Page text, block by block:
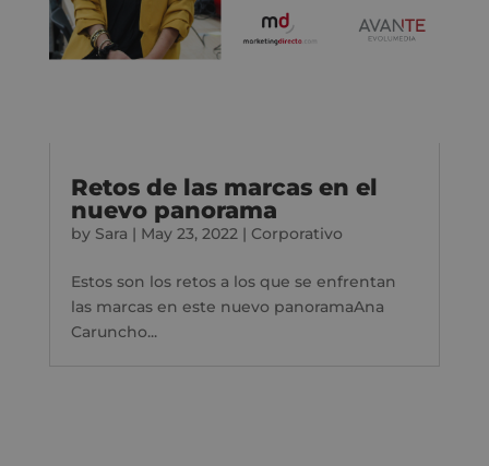
Retos de las marcas en el
nuevo panorama
by Sara | May 23, 2022| Corporativo
Estos son los retos a los que se enfrentan
las marcas en este nuevo panoramaAna
Caruncho...